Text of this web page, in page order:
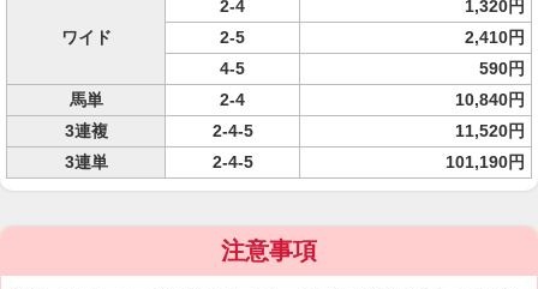
ワイド
2-4
1,320円
2-5
2,410円
4-5
590円
馬単
2-4
10,840円
3連複
2-4-5
11,520円
3連単
2-4-5 101,190円
注意事項